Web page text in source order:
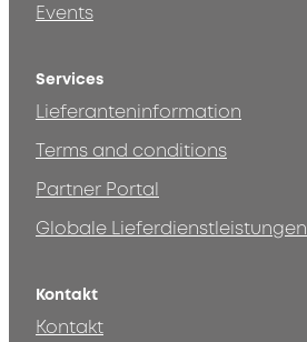
Events
Services
Lieferanteninformation
Terms and conditions
Partner Portal
Globale Lieferdienstleistungen
Kontakt
Kontakt